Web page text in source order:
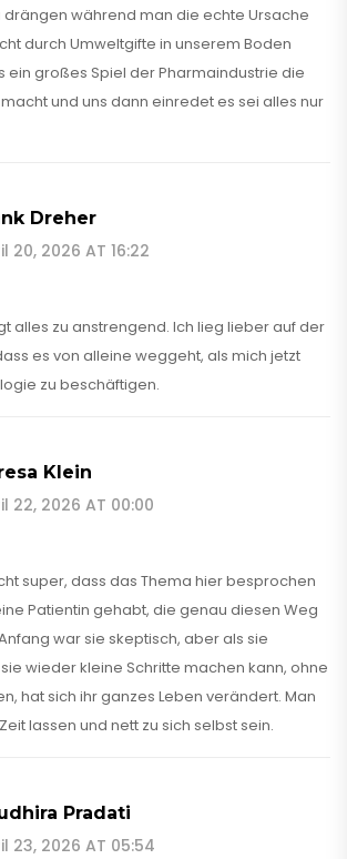
drängen während man die echte Ursache
durch Umweltgifte in unserem Boden
ein großes Spiel der Pharmaindustrie die
und uns dann einredet es sei alles nur
Dreher
20, 2026 AT 16:22
alles zu anstrengend. Ich lieg lieber auf der
es von alleine weggeht, als mich jetzt
zu beschäftigen.
Klein
22, 2026 AT 00:00
super, dass das Thema hier besprochen
Patientin gehabt, die genau diesen Weg
war sie skeptisch, aber als sie
wieder kleine Schritte machen kann, ohne
hat sich ihr ganzes Leben verändert. Man
lassen und nett zu sich selbst sein.
Pradati
23, 2026 AT 05:54